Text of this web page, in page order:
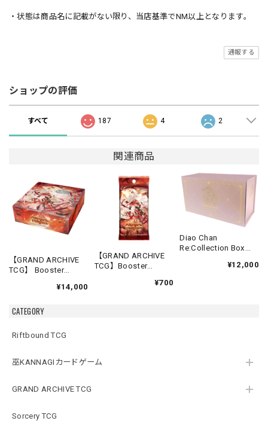
CATEGORY
Riftbound TCG
巫KANNAGIカードゲーム
GRAND ARCHIVE TCG
Sorcery TCG
・状態は商品名に記載がない限り、当店基準でNM以上となります。
通報する
ショップの評価
すべて 187 4 2
関連商品
【GRAND ARCHIVE
TCG】 Booster
【Abyssal Heaven】
¥14,000
【GRAND ARCHIVE
TCG】Booster
Heaven】《英語版》
¥700
Diao Chan
Re:Collection Box
¥12,000